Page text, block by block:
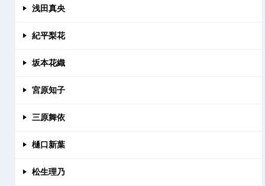
浅田真央
紀平梨花
坂本花織
宮原知子
三原舞依
樋口新葉
松生理乃